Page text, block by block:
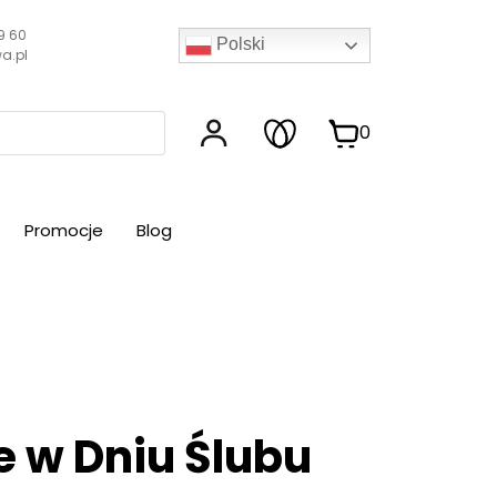
60
Polski
0
Promocje Blog
w Dniu Ślubu